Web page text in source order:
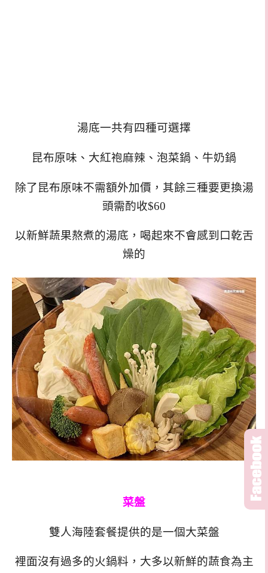
湯底一共有四種可選擇
昆布原味、大紅袍麻辣、泡菜鍋、牛奶鍋
除了昆布原味不需額外加價，其餘三種要更換湯
頭需酌收$60
以新鮮蔬果熬煮的湯底，喝起來不會感到口乾舌
燥的
菜盤
雙人海陸套餐提供的是一個大菜盤
裡面沒有過多的火鍋料，大多以新鮮的蔬食為主